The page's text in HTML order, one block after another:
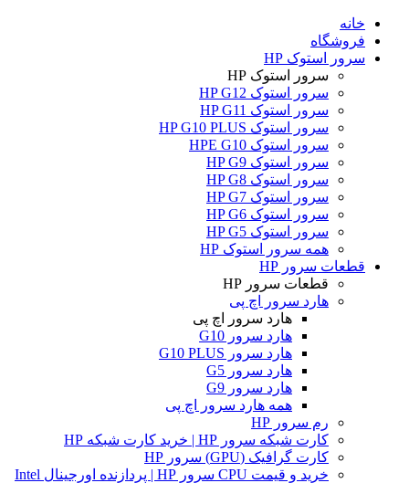
خانه
فروشگاه
سرور استوک HP
سرور استوک HP
سرور استوک HP G12
سرور استوک HP G11
سرور استوک HP G10 PLUS
سرور استوک HPE G10
سرور استوک HP G9
سرور استوک HP G8
سرور استوک HP G7
سرور استوک HP G6
سرور استوک HP G5
همه سرور استوک HP
قطعات سرور HP
قطعات سرور HP
هارد سرور اچ پی
هارد سرور اچ پی
هارد سرور G10
هارد سرور G10 PLUS
هارد سرور G5
هارد سرور G9
همه هارد سرور اچ پی
رم سرور HP
کارت شبکه سرور HP | خرید کارت شبکه HP
کارت گرافیک (GPU) سرور HP
خرید و قیمت CPU سرور HP | پردازنده اورجینال Intel